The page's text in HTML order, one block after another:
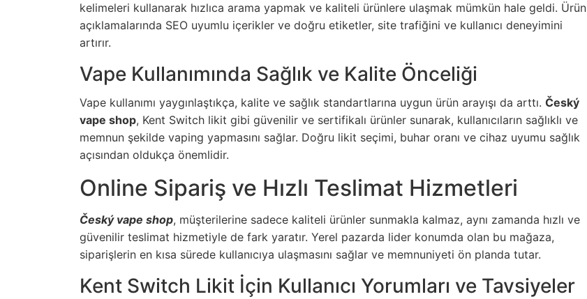
kelimeleri kullanarak hızlıca arama yapmak ve kaliteli ürünlere ulaşmak mümkün hale geldi. Ürün
açıklamalarında SEO uyumlu içerikler ve doğru etiketler, site trafiğini ve kullanıcı deneyimini
artırır.
Vape Kullanımında Sağlık ve Kalite Önceliği
Vape kullanımı yaygınlaştıkça, kalite ve sağlık standartlarına uygun ürün arayışı da arttı. Český
vape shop, Kent Switch likit gibi güvenilir ve sertifikalı ürünler sunarak, kullanıcıların sağlıklı ve
memnun şekilde vaping yapmasını sağlar. Doğru likit seçimi, buhar oranı ve cihaz uyumu sağlık
açısından oldukça önemlidir.
Online Sipariş ve Hızlı Teslimat Hizmetleri
Český vape shop, müşterilerine sadece kaliteli ürünler sunmakla kalmaz, aynı zamanda hızlı ve
güvenilir teslimat hizmetiyle de fark yaratır. Yerel pazarda lider konumda olan bu mağaza,
siparişlerin en kısa sürede kullanıcıya ulaşmasını sağlar ve memnuniyeti ön planda tutar.
Kent Switch Likit İçin Kullanıcı Yorumları ve Tavsiyeler